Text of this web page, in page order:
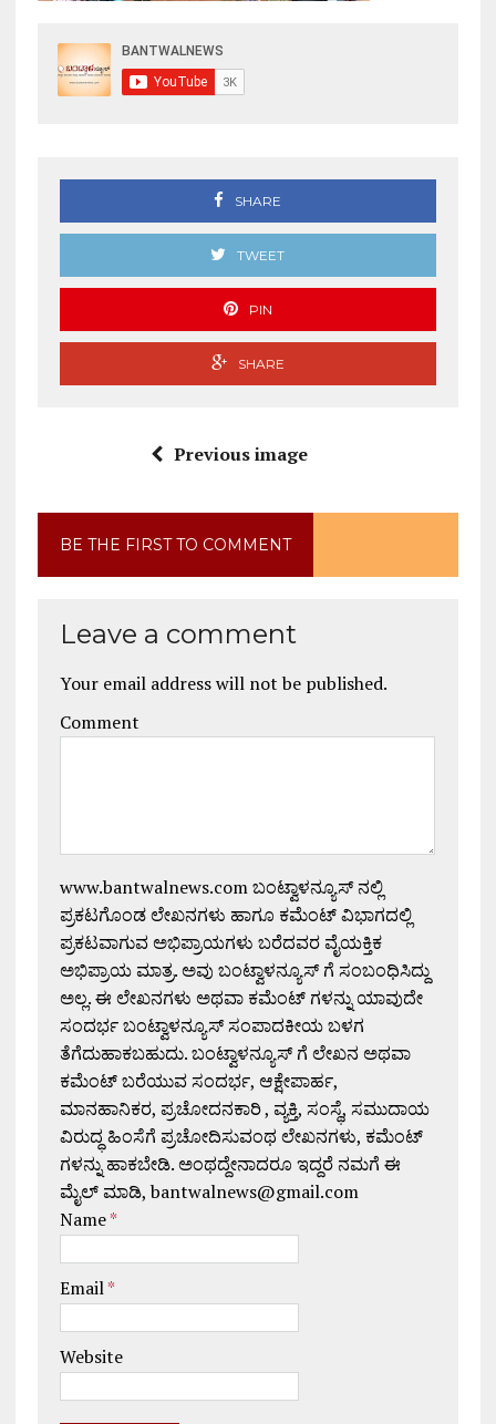
SHARE
TWEET
PIN
SHARE
Previous image
BE THE FIRST TO COMMENT
Leave a comment
Your email address will not be published.
Comment
www.bantwalnews.com ಬಂಟ್ವಾಳನ್ಯೂಸ್ ನಲ್ಲಿ
ಪ್ರಕಟಗೊಂಡ ಲೇಖನಗಳು ಹಾಗೂ ಕಮೆಂಟ್ ವಿಭಾಗದಲ್ಲಿ
ಪ್ರಕಟವಾಗುವ ಅಭಿಪ್ರಾಯಗಳು ಬರೆದವರ ವೈಯಕ್ತಿಕ
ಅಭಿಪ್ರಾಯ ಮಾತ್ರ. ಅವು ಬಂಟ್ವಾಳನ್ಯೂಸ್ ಗೆ ಸಂಬಂಧಿಸಿದ್ದು
ಅಲ್ಲ. ಈ ಲೇಖನಗಳು ಅಥವಾ ಕಮೆಂಟ್ ಗಳನ್ನು ಯಾವುದೇ
ಸಂದರ್ಭ ಬಂಟ್ವಾಳನ್ಯೂಸ್ ಸಂಪಾದಕೀಯ ಬಳಗ
ತೆಗೆದುಹಾಕಬಹುದು. ಬಂಟ್ವಾಳನ್ಯೂಸ್ ಗೆ ಲೇಖನ ಅಥವಾ
ಕಮೆಂಟ್ ಬರೆಯುವ ಸಂದರ್ಭ, ಆಕ್ಷೇಪಾರ್ಹ,
ಮಾನಹಾನಿಕರ, ಪ್ರಚೋದನಕಾರಿ , ವ್ಯಕ್ತಿ, ಸಂಸ್ಥೆ, ಸಮುದಾಯ
ವಿರುದ್ಧ ಹಿಂಸೆಗೆ ಪ್ರಚೋದಿಸುವಂಥ ಲೇಖನಗಳು, ಕಮೆಂಟ್
ಗಳನ್ನು ಹಾಕಬೇಡಿ. ಅಂಥದ್ದೇನಾದರೂ ಇದ್ದರೆ ನಮಗೆ ಈ
ಮೈಲ್ ಮಾಡಿ, bantwalnews@gmail.com
Name*
Email*
Website